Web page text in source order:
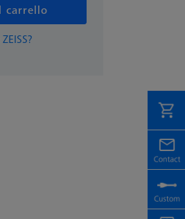
carrello